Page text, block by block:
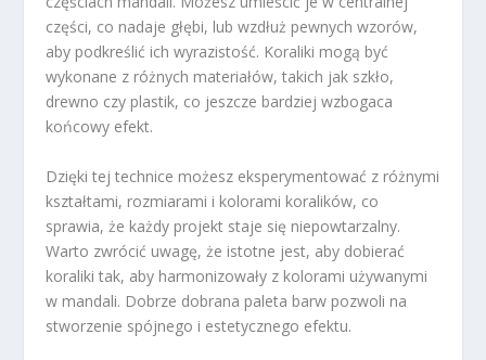
części, co nadaje głębi, lub wzdłuż pewnych wzorów,
aby podkreślić ich wyrazistość. Koraliki mogą być
wykonane z różnych materiałów, takich jak szkło,
drewno czy plastik, co jeszcze bardziej wzbogaca
końcowy efekt.
Dzięki tej technice możesz eksperymentować z różnymi
kształtami, rozmiarami i kolorami koralików, co
sprawia, że każdy projekt staje się niepowtarzalny.
Warto zwrócić uwagę, że istotne jest, aby dobierać
koraliki tak, aby harmonizowały z kolorami używanymi
w mandali. Dobrze dobrana paleta barw pozwoli na
stworzenie spójnego i estetycznego efektu.